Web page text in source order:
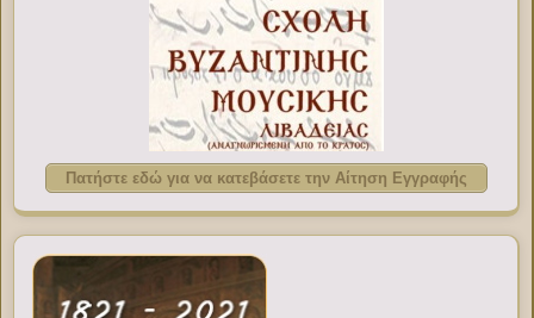
Πατήστε εδώ για να κατεβάσετε την Αίτηση Εγγραφής